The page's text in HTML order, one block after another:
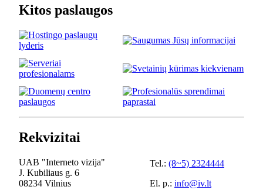
Kitos paslaugos
Rekvizitai
UAB "Interneto vizija"
J. Kubiliaus g. 6
08234 Vilnius
Tel.: (8~5) 2324444
El. p.: info@iv.lt